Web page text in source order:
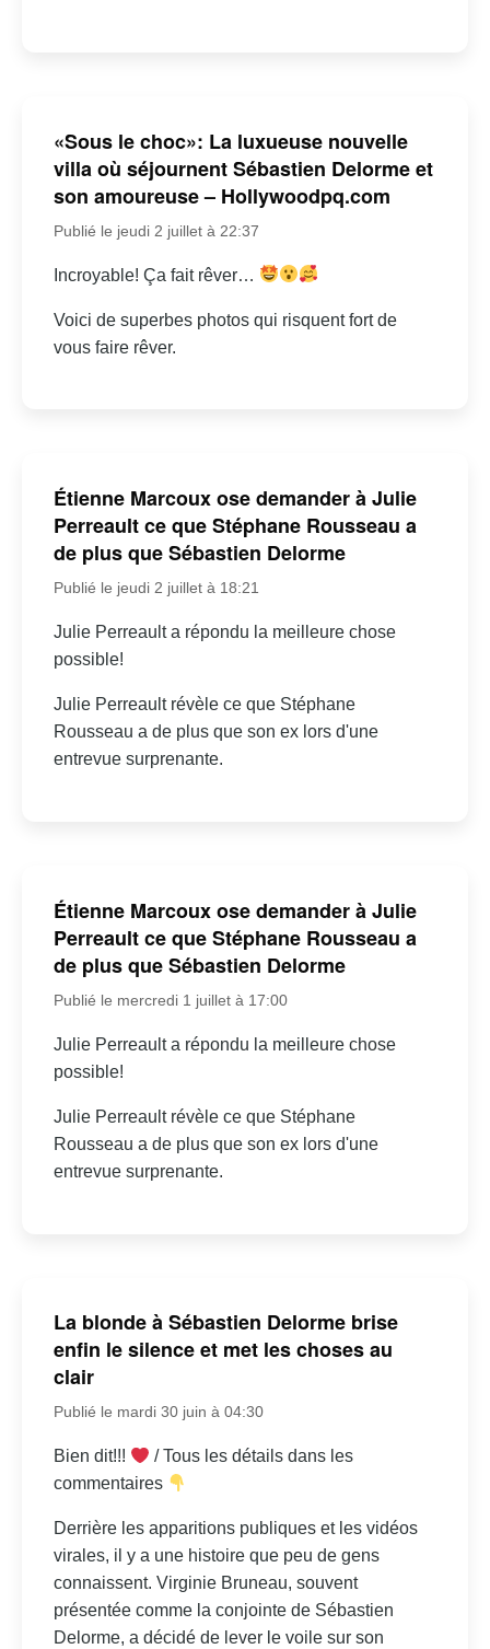
«Sous le choc»: La luxueuse nouvelle
villa où séjournent Sébastien Delorme et
son amoureuse – Hollywoodpq.com
Publié le jeudi 2 juillet à 22:37
Incroyable! Ça fait rêver…
Voici de superbes photos qui risquent fort de
vous faire rêver.
Étienne Marcoux ose demander à Julie
Perreault ce que Stéphane Rousseau a
de plus que Sébastien Delorme
Publié le jeudi 2 juillet à 18:21
Julie Perreault a répondu la meilleure chose
possible!
Julie Perreault révèle ce que Stéphane
Rousseau a de plus que son ex lors d'une
entrevue surprenante.
Étienne Marcoux ose demander à Julie
Perreault ce que Stéphane Rousseau a
de plus que Sébastien Delorme
Publié le mercredi 1 juillet à 17:00
Julie Perreault a répondu la meilleure chose
possible!
Julie Perreault révèle ce que Stéphane
Rousseau a de plus que son ex lors d'une
entrevue surprenante.
La blonde à Sébastien Delorme brise
enfin le silence et met les choses au
clair
Publié le mardi 30 juin à 04:30
Bien dit!!!
/ Tous les détails dans les
commentaires
Derrière les apparitions publiques et les vidéos
virales, il y a une histoire que peu de gens
connaissent. Virginie Bruneau, souvent
présentée comme la conjointe de Sébastien
Delorme, a décidé de lever le voile sur son